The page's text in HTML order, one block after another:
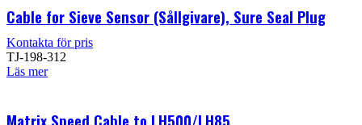
Cable for Sieve Sensor (Sållgivare), Sure Seal Plug
Kontakta för pris
TJ-198-312
Läs mer
Matrix Speed Cable to LH500/LH85